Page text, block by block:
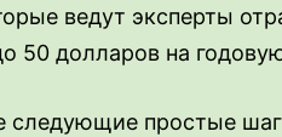
ведут эксперты
50 долларов на
следующие простые